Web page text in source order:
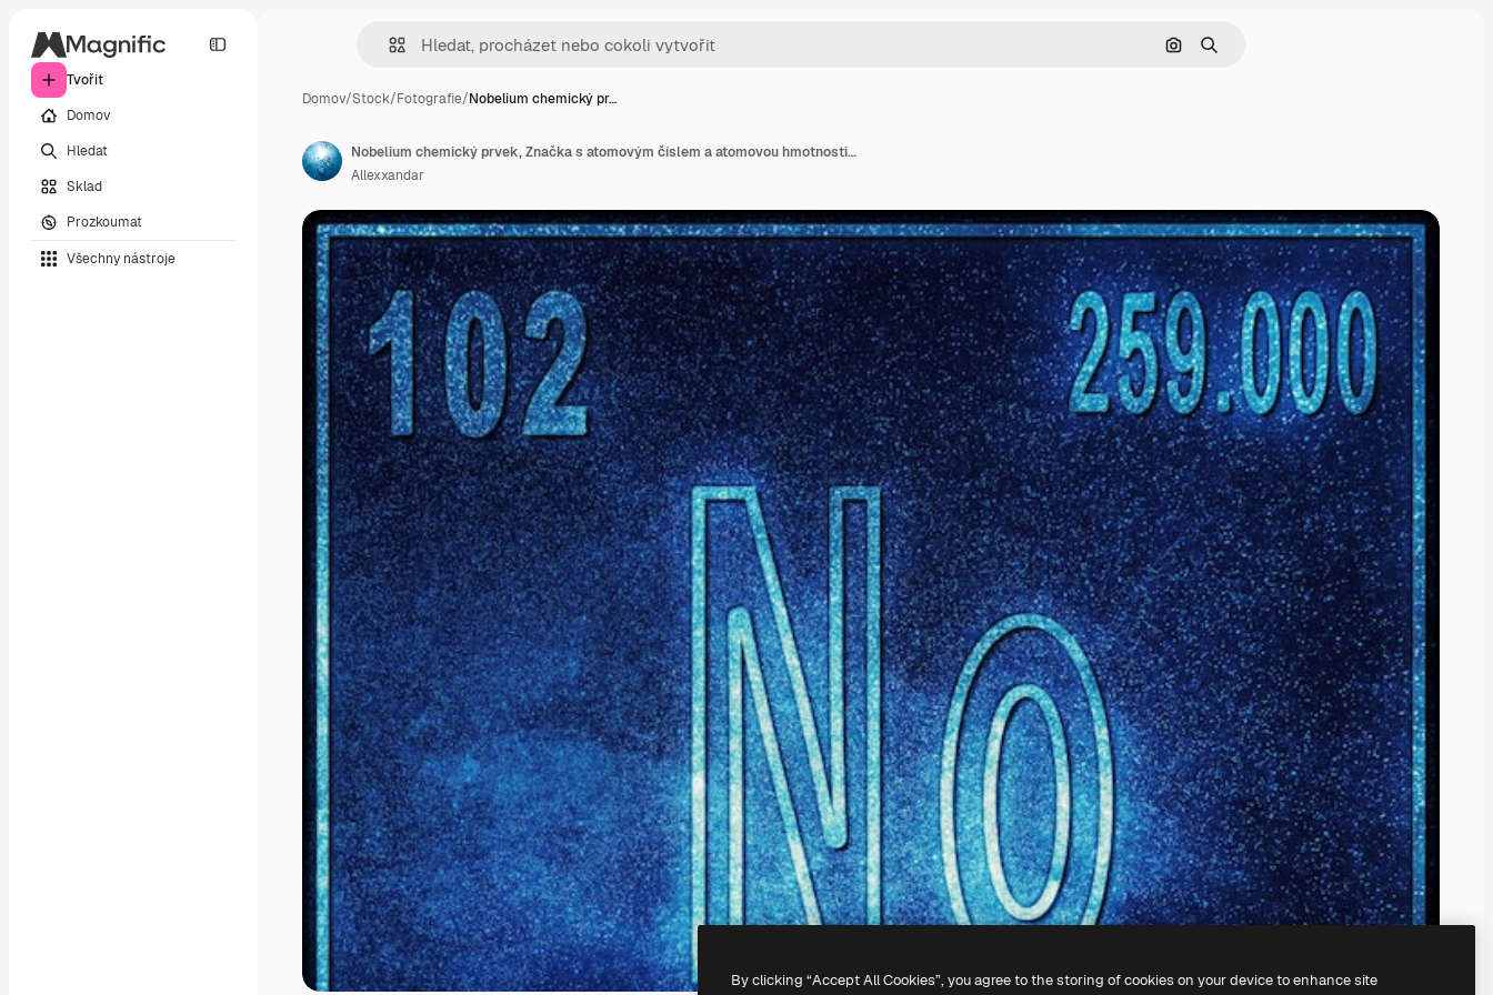
Tvořit
Domov
Hledat
Sklad
Prozkoumat
Všechny nástroje
Hledat podle obrázku
Hledat
Domov/Stock/Fotografie/Nobelium chemický pr…
Nobelium chemický prvek, Značka s atomovým číslem a atomovou hmotností, Prvek periodické tabulky
Allexxandar
By clicking “Accept All Cookies”, you agree to the storing of cookies on your device to enhance site